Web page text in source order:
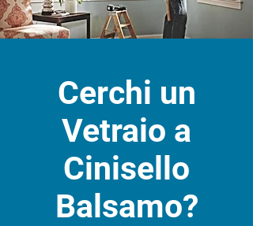
Cerchi un
Vetraio a
Cinisello
Balsamo?